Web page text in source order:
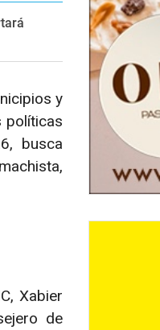
y
políticas
busca
Xabier
de